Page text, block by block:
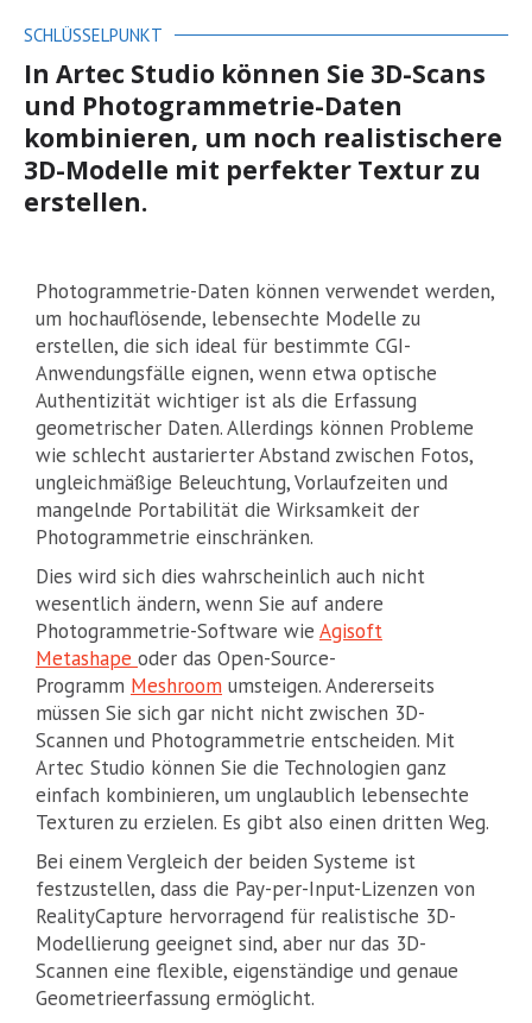
SCHLÜSSELPUNKT
In Artec Studio können Sie 3D-Scans
und Photogrammetrie-Daten
kombinieren, um noch realistischere
3D-Modelle mit perfekter Textur zu
erstellen.
Photogrammetrie-Daten können verwendet werden,
um hochauflösende, lebensechte Modelle zu
erstellen, die sich ideal für bestimmte CGI-
Anwendungsfälle eignen, wenn etwa optische
Authentizität wichtiger ist als die Erfassung
geometrischer Daten. Allerdings können Probleme
wie schlecht austarierter Abstand zwischen Fotos,
ungleichmäßige Beleuchtung, Vorlaufzeiten und
mangelnde Portabilität die Wirksamkeit der
Photogrammetrie einschränken.
Dies wird sich dies wahrscheinlich auch nicht
wesentlich ändern, wenn Sie auf andere
Photogrammetrie-Software wie Agisoft
Metashape oder das Open-Source-
Programm Meshroom umsteigen. Andererseits
müssen Sie sich gar nicht nicht zwischen 3D-
Scannen und Photogrammetrie entscheiden. Mit
Artec Studio können Sie die Technologien ganz
einfach kombinieren, um unglaublich lebensechte
Texturen zu erzielen. Es gibt also einen dritten Weg.
Bei einem Vergleich der beiden Systeme ist
festzustellen, dass die Pay-per-Input-Lizenzen von
RealityCapture hervorragend für realistische 3D-
Modellierung geeignet sind, aber nur das 3D-
Scannen eine flexible, eigenständige und genaue
Geometrieerfassung ermöglicht.